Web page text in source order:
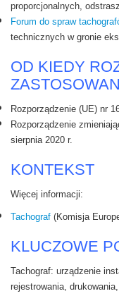
proporcjonalnych,
Forum do spraw
technicznych w gronie
OD KIEDY
Rozporządzenie (UE) nr
Rozporządzenie
sierpnia 2020 r.
KONTEKST
Więcej informacji:
Tachograf (Komisja
KLUCZOWE
Tachograf: urządzenie
rejestrowania,